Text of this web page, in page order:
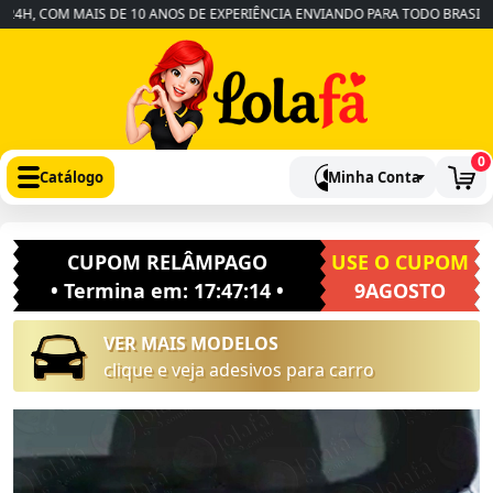
COM MAIS DE 10 ANOS DE EXPERIÊNCIA ENVIANDO PARA TODO BRASIL
Catálogo Minha Conta
0
CUPOM RELÂMPAGO
• Termina em: 17:47:13•
USE O CUPOM
9AGOSTO
VER MAIS MODELOS
clique e veja adesivos para carro